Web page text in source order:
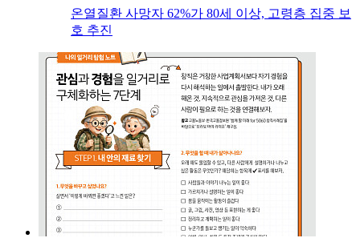
온열질환 사망자 62%가 80세 이상, 고령층 집중 보
호 추진